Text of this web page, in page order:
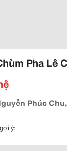
Pha Lê
Phúc
ý: